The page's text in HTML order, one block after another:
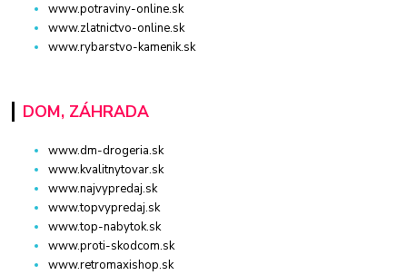
www.potraviny-online.sk
www.zlatnictvo-online.sk
www.rybarstvo-kamenik.sk
DOM, ZÁHRADA
www.dm-drogeria.sk
www.kvalitnytovar.sk
www.najvypredaj.sk
www.topvypredaj.sk
www.top-nabytok.sk
www.proti-skodcom.sk
www.retromaxishop.sk